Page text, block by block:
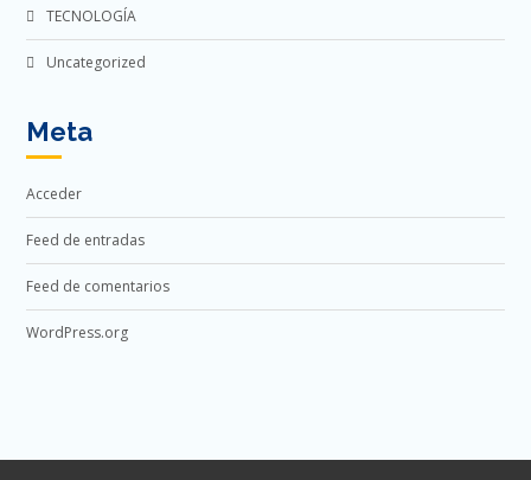
TECNOLOGÍA
Uncategorized
Meta
Acceder
Feed de entradas
Feed de comentarios
WordPress.org